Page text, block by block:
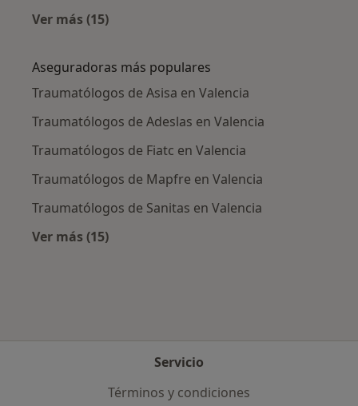
Ver más (15)
Aseguradoras más populares
Traumatólogos de Asisa en Valencia
Traumatólogos de Adeslas en Valencia
Traumatólogos de Fiatc en Valencia
Traumatólogos de Mapfre en Valencia
Traumatólogos de Sanitas en Valencia
Ver más (15)
Servicio
Términos y condiciones